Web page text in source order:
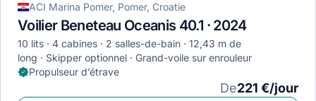
ACI Marina Pomer, Pomer, Croatie
Voilier Beneteau Oceanis 40.1 · 2024
10 lits 4 cabines 2 salles-de-bain
12,43 m de
long
Skipper optionnel
Grand-voile sur enrouleur
Propulseur d’étrave
De221 €/jour